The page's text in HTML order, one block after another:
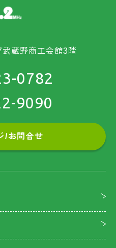
蔵野商工会館3階
0782
9090
/お問合せ